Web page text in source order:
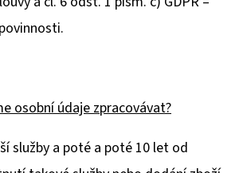
osobní údaje zpracovávat?
služby a poté a poté 10 let od